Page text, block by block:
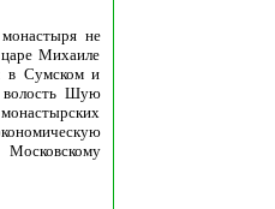
не
Михаиле
в Сумском и
волость Шую